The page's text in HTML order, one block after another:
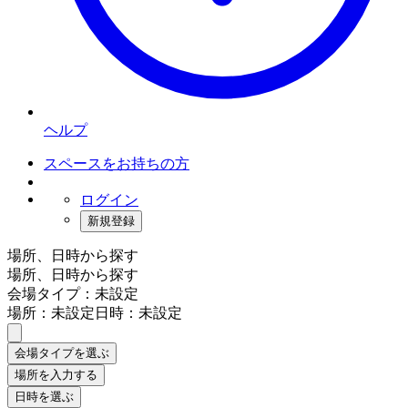
ヘルプ
スペースをお持ちの方
ログイン
新規登録
場所、日時から探す
場所、日時から探す
会場タイプ：未設定
場所：未設定日時：未設定
会場タイプを選ぶ
場所を入力する
日時を選ぶ